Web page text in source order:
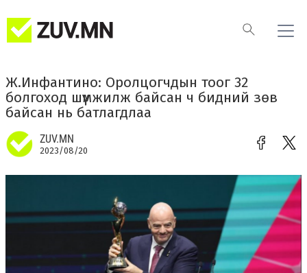
Ж.Инфантино: Оролцогчдын тоог 32
болгоход шүүмжилж байсан ч бидний зөв
байсан нь батлагдлаа
ZUV.MN
2023/08/20